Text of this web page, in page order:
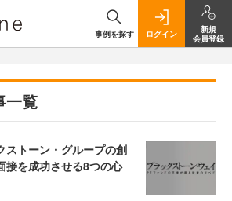
事例を探す ログイン
新規
会員登録
一覧
ストーン・グループの創
接を成功させる8つの心